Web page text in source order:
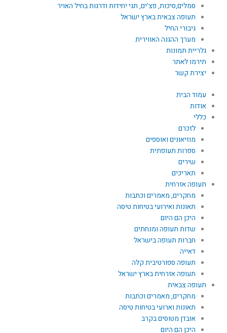
סמלים,סיכות, פצ'ים, תגי יחידות ודרגות בחיל האויר
תעופה צבאית בארץ ישראל
גיבורי החיל
מערך ההגנה האווירית
גלריית תמונות
תירמו לאתר
יצירת קשר
עמוד הבית
אודות
כללי
לזכרם
מוזיאונים ואוספים
ספרות תעופתית
שירים
תאריכים
תעופה אזרחית
מחקרים, מאמרים וכתבות
תאונות ואירועי בטיחות טיסה
היכן הם היום
שדות תעופה ומנחתים
חברות תעופה בישראל
דאייה
תעופה ספורטיבית קלה
תעופה אזרחית בארץ ישראל
תעופה צבאית
מחקרים, מאמרים וכתבות
תאונות וארועי בטיחות טיסה
אובדן מטוסים בקרב
היכן הם היום